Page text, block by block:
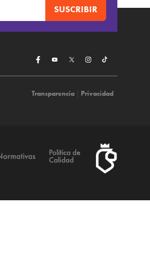
Transparencia| Privacidad